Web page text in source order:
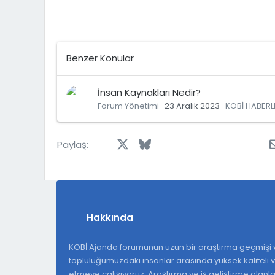
Benzer Konular
İnsan Kaynakları Nedir?
Forum Yönetimi 23 Aralık 2023 KOBİ
Paylaş: FacebookBluesky
Hakkında
KOBİ Ajanda forumunun uzun bir araştırma geçmişi
topluluğumuzdaki insanlar arasında yüksek kaliteli